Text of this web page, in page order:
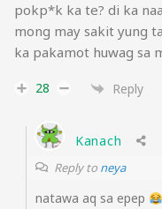
pokp*k ka te? di ka
mong may sakit yung
ka pakamot huwag sa
28 Reply
Kanach
Reply to neya
natawa aq sa epep